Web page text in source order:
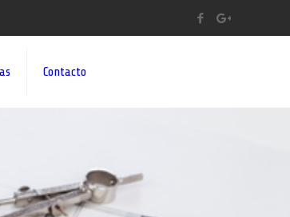
Contacto
IDEAS¡¡